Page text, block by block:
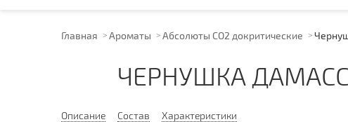
Главная Ароматы Абсолюты CO2 докритические
ЧЕРНУШКА
Описание Состав Характеристики